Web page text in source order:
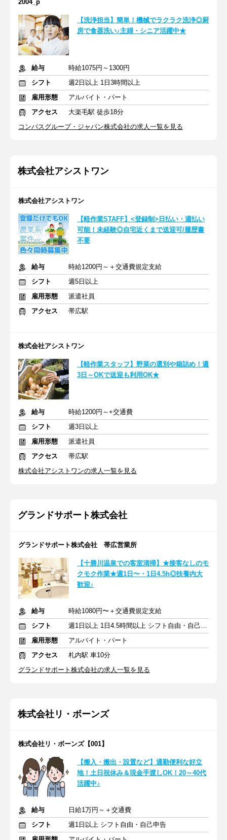
2004_p
【洗浄担当】簡単！機械でラクラク洗浄◎厨
房で食器洗い♪主婦・シニア活躍中★
給与
時給1075円～1300円
シフト
週2日以上 1日3時間以上
雇用形態
アルバイト・パート
アクセス
大楽毛駅 徒歩18分
コンパスグループ・ジャパン株式会社の求人一覧を見る
株式会社アシストワン
株式会社アシストワン
【軽作業STAFF】<登録制>日払い・週払い
可能！未経験◎自宅近くまで送迎可/履歴書
不要
給与
時給1200円～＋交通費規定支給
シフト
週5日以上
雇用形態
派遣社員
アクセス
帯広駅
株式会社アシストワン
【軽作業スタッフ】野菜の選別や箱詰め！週
3日～OKで送迎も利用OK★
給与
時給1200円～+交通費
シフト
週3日以上
雇用形態
派遣社員
アクセス
帯広駅
株式会社アシストワンの求人一覧を見る
グランドサポート株式会社
グランドサポート株式会社 帯広営業所
【十勝川温泉での客室清掃】★接客なしのモ
クモク作業★週1日〜・1日4.5h◎扶養内大
歓迎♪
給与
時給1080円〜＋交通費規定支給
シフト
週1日以上 1日4.5時間以上 シフト自由・自己申告
雇用形態
アルバイト・パート
アクセス
札内駅 車10分
グランドサポート株式会社の求人一覧を見る
株式会社リ・ボーンズ
株式会社リ・ボーンズ【001】
【搬入・搬出・設置など】通勤便利な好立
地！土日祝休み＆現金手渡しOK！20～40代
活躍中♪
給与
日給1万円～＋交通費
シフト
週1日以上 シフト自由・自己申告